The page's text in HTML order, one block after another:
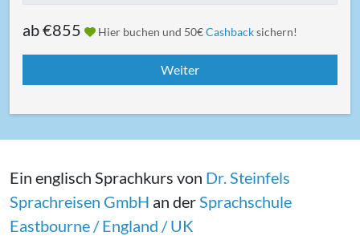
ab€855 Hier buchen und 50€Cashbacksichern!
Ein englisch Sprachkurs von Dr. Steinfels
Sprachreisen GmbH an der Sprachschule
Eastbourne / England / UK